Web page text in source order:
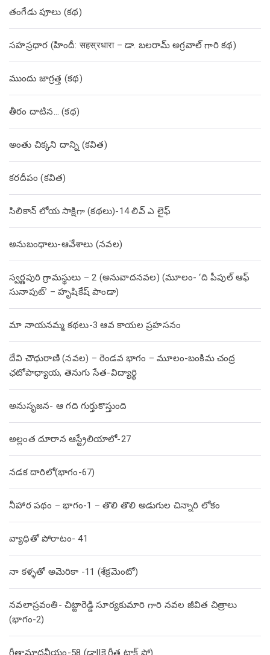
తంగేడు పూలు (క‌థ‌)
సహస్రధార (హిందీ: सहस्रधारा – డా. బలరామ్ అగ్రవాల్ గారి కథ)
ముందు జాగ్రత్త (క‌థ‌)
తీరం దాటిన… (క‌థ‌)
అంతు చిక్కని దాన్ని (కవిత)
కరదీపం (కవిత)
సిలికాన్ లోయ సాక్షిగా (కథలు)-14 లివ్ ఎ లైఫ్
అనుబంధాలు-ఆవేశాలు (నవల)
స్వర్ణపురి గ్రామస్థులు – 2 (అనువాదనవల) (మూలం- ‘ది పీపుల్ ఆఫ్
సునాపుట్’ – హృషికేష్ పాండా)
మా నాయనమ్మ కథలు-3 ఆవ కాయల ప్రహసనం
దేవి చౌధురాణి (నవల) – రెండవ భాగం – మూలం-బంకిమ చంద్ర
ఛటోపాధ్యాయ, తెనుగు సేత-విద్యార్థి
అనుసృజన- ఆ గది గుర్తుకొస్తుంది
అల్లంత దూరాన ఆస్ట్రేలియాలో-27
నడక దారిలో(భాగం-67)
నీహార పథం – భాగం-1 – తొలి తొలి అడుగుల చిన్నారి లోకం
వ్యాధితో పోరాటం- 41
నా కళ్ళతో అమెరికా -11 (శేక్రమెంటో)
నవలాస్రవంతి- చిట్టారెడ్డి సూర్యకుమారి గారి నవల జీవిత చిత్రాలు
(భాగం-2)
గీతామాధవీయం-58 (డా||కె.గీత టాక్ షో)